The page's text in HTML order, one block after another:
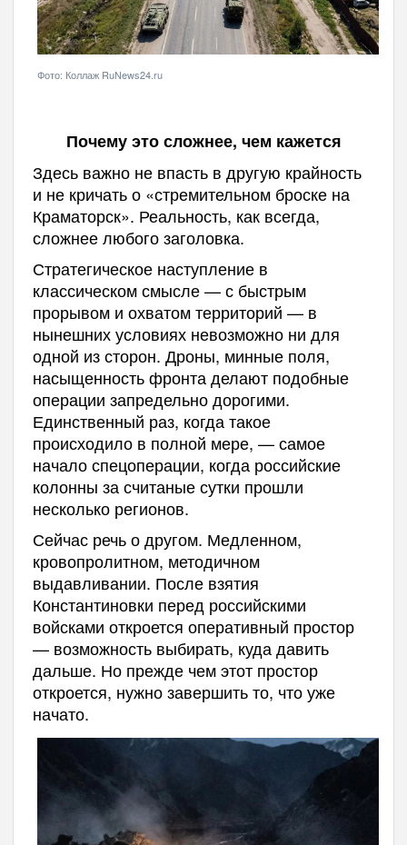
Фото: Коллаж RuNews24.ru
Почему это сложнее, чем кажется
Здесь важно не впасть в другую крайность
и не кричать о «стремительном броске на
Краматорск». Реальность, как всегда,
сложнее любого заголовка.
Стратегическое наступление в
классическом смысле — с быстрым
прорывом и охватом территорий — в
нынешних условиях невозможно ни для
одной из сторон. Дроны, минные поля,
насыщенность фронта делают подобные
операции запредельно дорогими.
Единственный раз, когда такое
происходило в полной мере, — самое
начало спецоперации, когда российские
колонны за считаные сутки прошли
несколько регионов.
Сейчас речь о другом. Медленном,
кровопролитном, методичном
выдавливании. После взятия
Константиновки перед российскими
войсками откроется оперативный простор
— возможность выбирать, куда давить
дальше. Но прежде чем этот простор
откроется, нужно завершить то, что уже
начато.